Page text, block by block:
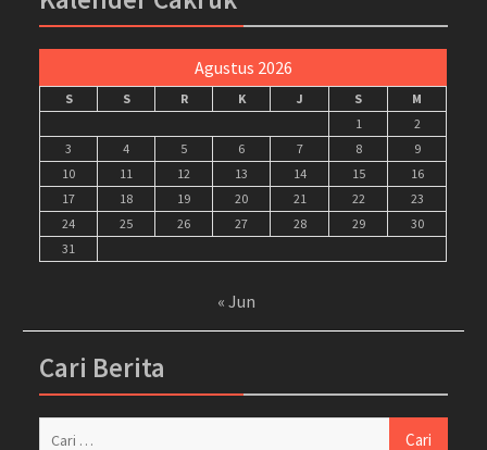
Agustus 2026
S S R K J S
M
1
2
3
4 5 6 7 8
9
10
11 12 13 14 15
16
17
18 19 20 21 22
23
24
25 26 27 28 29
30
31
« Jun
Cari Berita